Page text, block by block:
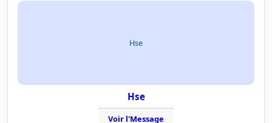
Hse
Hse
Voir l'Message